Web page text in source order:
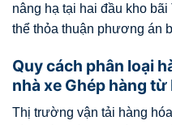
nâng hạ tại hai đầu kho
thể thỏa thuận phương án
Quy cách phân loại
nhà xe Ghép hàng từ
Thị trường vận tải hàng